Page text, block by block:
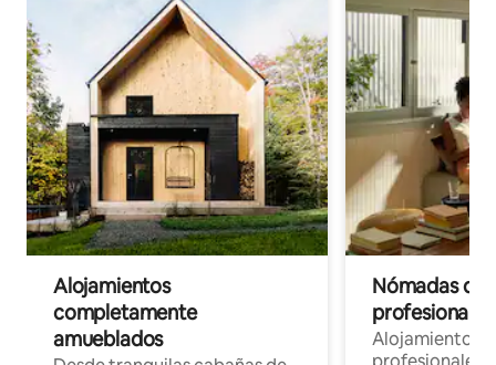
Alojamientos
completamente
amueblados
Nómadas
Alojamientos